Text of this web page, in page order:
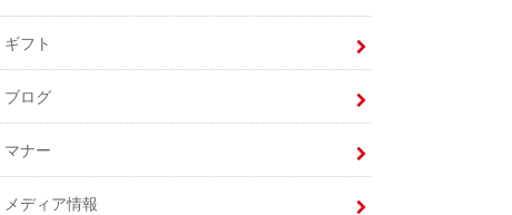
ギフト
ブログ
マナー
メディア情報